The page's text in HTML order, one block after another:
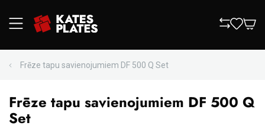
Frēze tapu savienojumiem DF 500 Q Set
Frēze tapu savienojumiem DF 500 Q
Set